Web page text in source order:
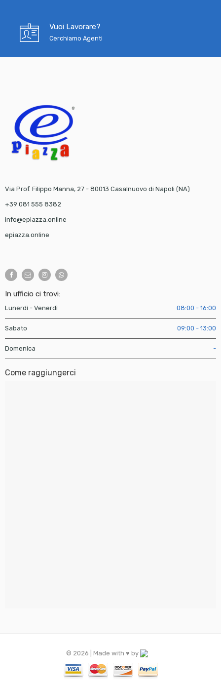
Vuoi Lavorare?
Cerchiamo Agenti
Via Prof. Filippo Manna, 27 - 80013 Casalnuovo di Napoli (NA)
+39 081 555 8382
info@epiazza.online
epiazza.online
In ufficio ci trovi:
Lunerdì - Venerdì 08:00 - 16:00
Sabato 09:00 - 13:00
Domenica -
Come raggiungerci
© 2026 | Made with ♥️ by